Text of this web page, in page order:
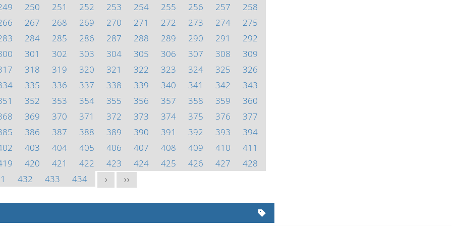
250 251 252 253 254 255 256 257
258
267 268 269 270 271 272 273 274
275
284 285 286 287 288 289 290 291
292
301 302 303 304 305 306 307 308
309
318 319 320 321 322 323 324 325
326
335 336 337 338 339 340 341 342
343
352 353 354 355 356 357 358 359
360
369 370 371 372 373 374 375 376
377
386 387 388 389 390 391 392 393
394
403 404 405 406 407 408 409 410
411
420 421 422 423 424 425 426 427
428
432 433 434 > >>